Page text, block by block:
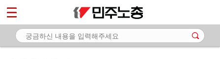
마이페이지
소개